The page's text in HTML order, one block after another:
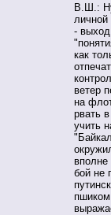
В.Ш.:
личной
- выход
как
ветер
на
рвать
учить
бой не